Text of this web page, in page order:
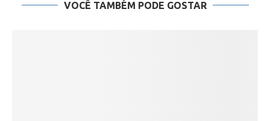
VOCÊ TAMBÉM PODE GOSTAR